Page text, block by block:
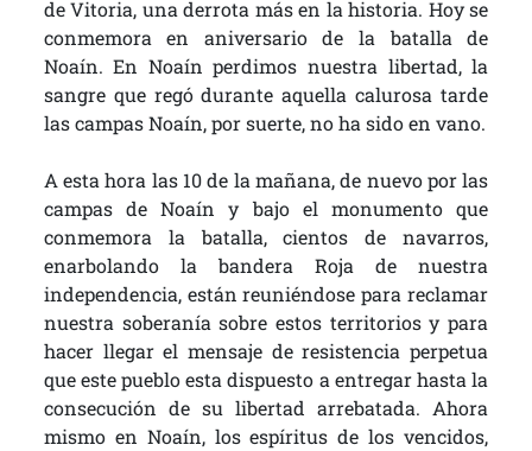
de Vitoria, una derrota más en la historia. Hoy se
conmemora en aniversario de la batalla de
Noaín. En Noaín perdimos nuestra libertad, la
sangre que regó durante aquella calurosa tarde
las campas Noaín, por suerte, no ha sido en vano.
A esta hora las 10 de la mañana, de nuevo por las
campas de Noaín y bajo el monumento que
conmemora la batalla, cientos de navarros,
enarbolando la bandera Roja de nuestra
independencia, están reuniéndose para reclamar
nuestra soberanía sobre estos territorios y para
hacer llegar el mensaje de resistencia perpetua
que este pueblo esta dispuesto a entregar hasta la
consecución de su libertad arrebatada. Ahora
mismo en Noaín, los espíritus de los vencidos,